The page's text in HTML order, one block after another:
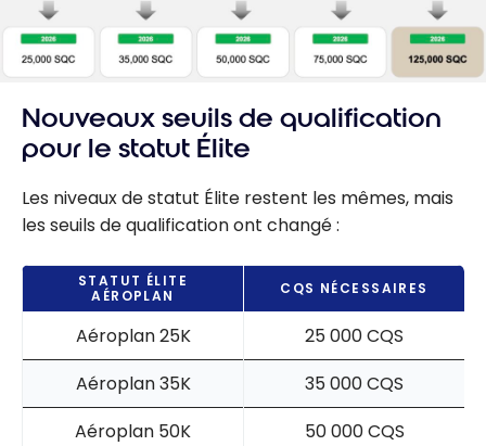
Nouveaux seuils de qualification
pour le statut Élite
Les niveaux de statut Élite restent les mêmes, mais
les seuils de qualification ont changé :
STATUT ÉLITE
AÉROPLAN
CQS NÉCESSAIRES
Aéroplan 25K
25 000 CQS
Aéroplan 35K
35 000 CQS
Aéroplan 50K
50 000 CQS